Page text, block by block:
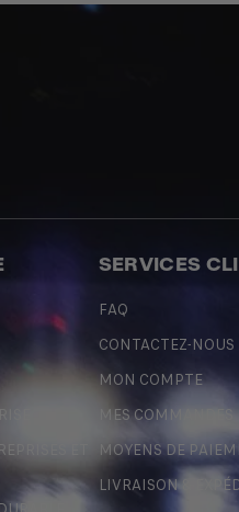
ET
SERVICES
FAQ
CONTACTEZ-NOUS
MON COMPTE
MES COMMANDES
MOYENS DE
LIVRAISON &